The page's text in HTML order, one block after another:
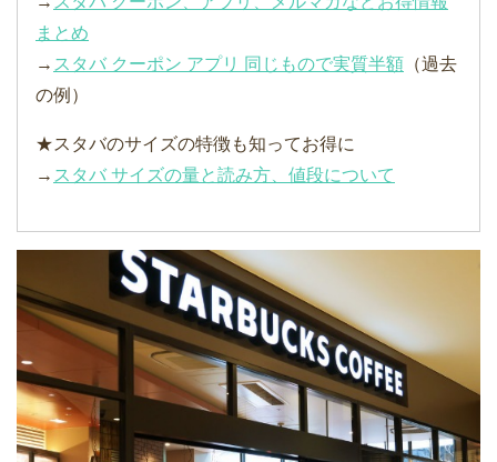
まとめ
→ スタバ クーポン アプリ 同じもので実質半額 （過去
の例）
★スタバのサイズの特徴も知ってお得に
→ スタバ サイズの量と読み方、値段について